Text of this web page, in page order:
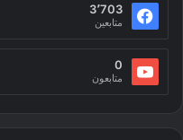
3٬703
متابعين
0
متابعون